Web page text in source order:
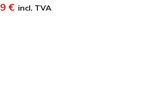
€ incl. TVA